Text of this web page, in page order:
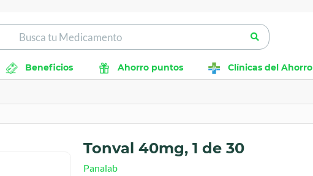
Beneficios Ahorro puntos Clínicas del Ahorro
Tonval 40mg, 1 de 30
Panalab